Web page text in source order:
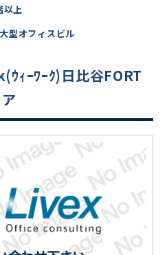
以上
型オフィスビル
ｳｨｰﾜｰｸ)日比谷FORT